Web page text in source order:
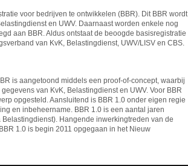
voor bedrijven te ontwikkelen (BBR). Dit BBR wordt
en UWV. Daarnaast worden enkele nog
aan BBR. Aldus ontstaat de beoogde basisregistratie
van KvK, Belastingdienst, UWV/LISV en CBS.
is aangetoond middels een proof-of-concept, waarbij
van KvK, Belastingdienst en UWV. Voor BBR
opgesteld. Aansluitend is BBR 1.0 onder eigen regie
en inbeheername. BBR 1.0 is een aantal jaren
Hangende inwerkingtreden van de
1.0 is begin 2011 opgegaan in het Nieuw